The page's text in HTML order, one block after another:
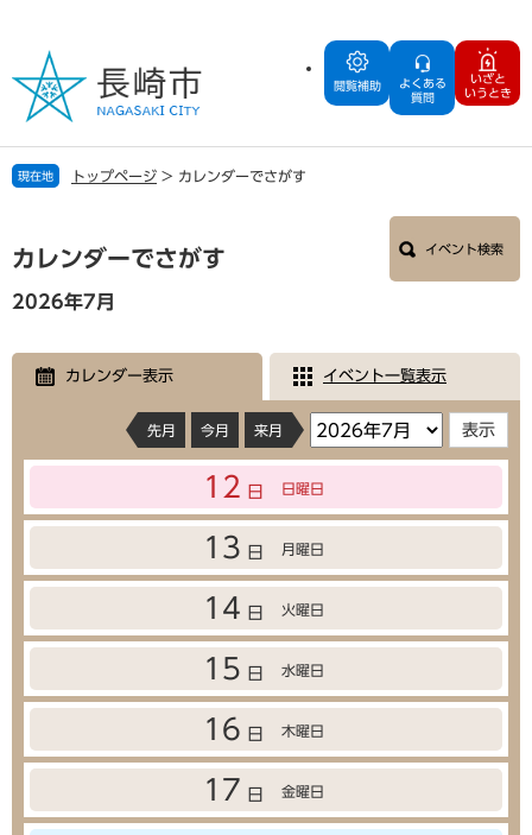
の
で
す
ー
ば
し
文
閲覧補助
よくある
質問
いざと
いうとき
現在地 トップページ > カレンダーでさがす
文
カレンダーでさがす イベント検索
2026年7月
カレンダー表示 イベント一覧表示
先月 今月 来月
12 日 日曜日
13 日 月曜日
14 日 火曜日
15 日 水曜日
16 日 木曜日
17 日 金曜日